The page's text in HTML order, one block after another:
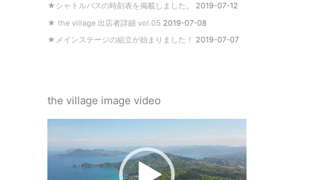
★シャトルバスの時刻表を掲載しました。
2019-07-12
★ the village 出店者詳細 vol.05 2019-07-08
★メインステージの組立が始まりました！
2019-07-07
the village image video
プ